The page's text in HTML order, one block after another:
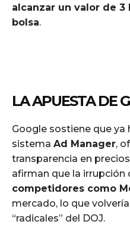
alcanzar un valor de
bolsa.
LA APUESTA DE
Google sostiene que ya
sistema Ad Manager,
transparencia en
afirman que la irrupción
competidores como
mercado, lo que
“radicales” del DOJ.